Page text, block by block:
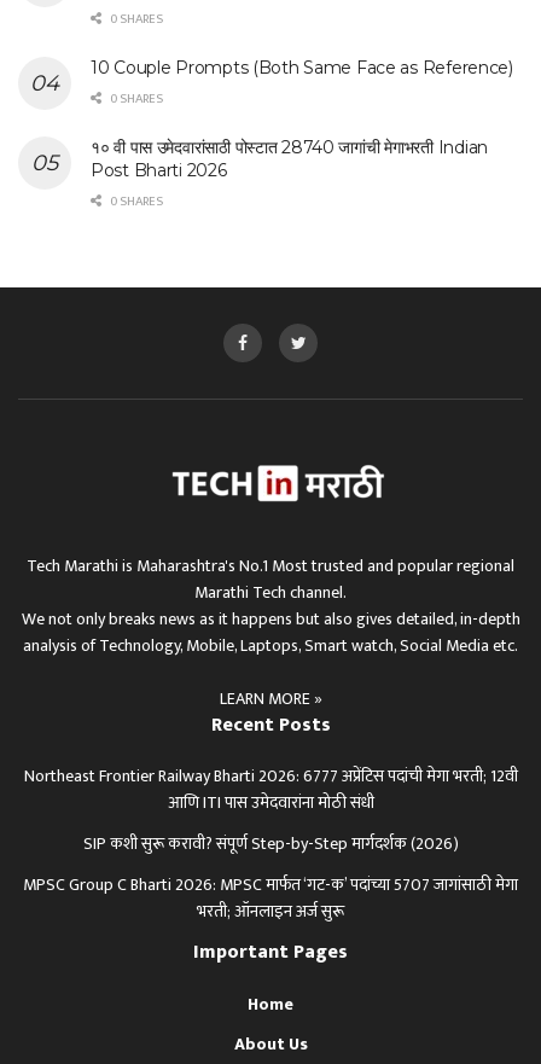
0 SHARES
10 Couple Prompts (Both Same Face as Reference)
0 SHARES
१० वी पास उमेदवारांसाठी पोस्टात 28740 जागांची मेगाभरती Indian
Post Bharti 2026
0 SHARES
Tech Marathi is Maharashtra's No.1 Most trusted and popular regional
Marathi Tech channel.
We not only breaks news as it happens but also gives detailed, in-depth
analysis of Technology, Mobile, Laptops, Smart watch, Social Media etc.
LEARN MORE »
Recent Posts
Northeast Frontier Railway Bharti 2026: 6777 अप्रेंटिस पदांची मेगा भरती; 12वी
आणि ITI पास उमेदवारांना मोठी संधी
SIP कशी सुरू करावी? संपूर्ण Step-by-Step मार्गदर्शक (2026)
MPSC Group C Bharti 2026: MPSC मार्फत ‘गट-क’ पदांच्या 5707 जागांसाठी मेगा
भरती; ऑनलाइन अर्ज सुरू
Important Pages
Home
About Us